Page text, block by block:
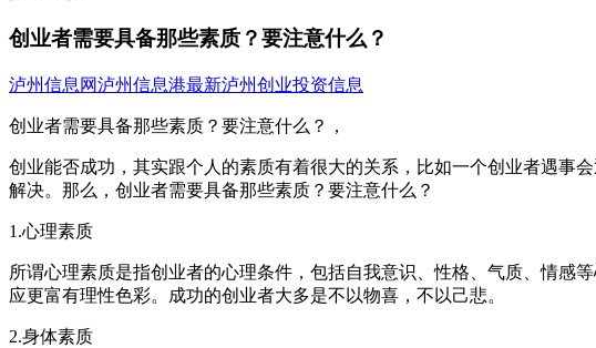
创业者需要具备那些素质？要注意什么？
泸州信息网泸州信息港最新泸州创业投资信息
创业者需要具备那些素质？要注意什么？，
创业能否成功，其实跟个人的素质有着很大的关系，比如一个创业者遇事
解决。那么，创业者需要具备那些素质？要注意什么？
1.心理素质
所谓心理素质是指创业者的心理条件，包括自我意识、性格、气质、情感
应更富有理性色彩。成功的创业者大多是不以物喜，不以己悲。
2.身体素质